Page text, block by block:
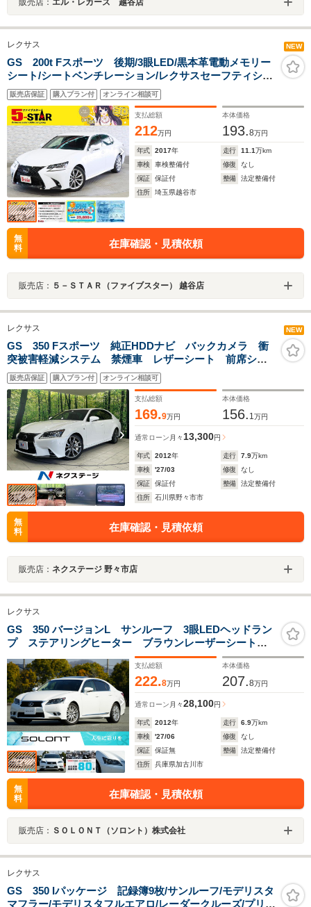
販売店： エル・レカーズ 越谷店
レクサス NEW
GS 200t Fスポーツ 後期/3眼LED/黒本革電動メモリー
シート/シートベンチレーション/レクサスセーフティシス
テム+/レーダークルコン/レーンアシスト/クリアランスソ
ナー/12.3インチワイドナビ/バックカメラ/純正AW
販売店保証 購入プラン付 オンライン相談可
支払総額
212万円
本体価格
193.8万円
年式 2017年 走行 11.1万km
車検
車検整備付 修復
なし
保証
保証付 整備
法定整備付
住所
埼玉県越谷市
無
料
在庫確認・見積依頼
販売店： ５－ＳＴＡＲ（ファイブスター） 越谷店
レクサス NEW
GS 350 Fスポーツ 純正HDDナビ バックカメラ 衝
突被害軽減システム 禁煙車 レザーシート 前席シー
トエアコン コーナーセンサー スマートキー HIDヘッ
ド クルコン 純正19インチアルミ オートライト
販売店保証 購入プラン付 オンライン相談可
支払総額
169.9万円
本体価格
156. 1万円
通常ローン 月々13,300円
年式 2012年 走行 7.9万km
車検
'27/03 修復
なし
保証
保証付 整備
法定整備付
住所
石川県野々市市
無
料
在庫確認・見積依頼
販売店： ネクステージ 野々市店
レクサス
GS 350 バージョンL サンルーフ 3眼LEDヘッドラン
プ ステアリングヒーター ブラウンレーザーシート
全席シートヒーター パワーシート パワートランク
ETC リヤフィルム施工 レーダー探知機 予備キーレ
ス&カードキー
支払総額
222.8万円
本体価格
207.8万円
通常ローン 月々28,100円
年式 2012年 走行 6.9万km
車検
'27/06 修復
なし
保証
保証無 整備
法定整備付
住所
兵庫県加古川市
無
料
在庫確認・見積依頼
販売店： ＳＯＬＯＮＴ（ソロント）株式会社
レクサス
GS 350 Iパッケージ 記録簿9枚/サンルーフ/モデリスタ
マフラー/モデリスタフルエアロ/レーダークルーズ/プリク